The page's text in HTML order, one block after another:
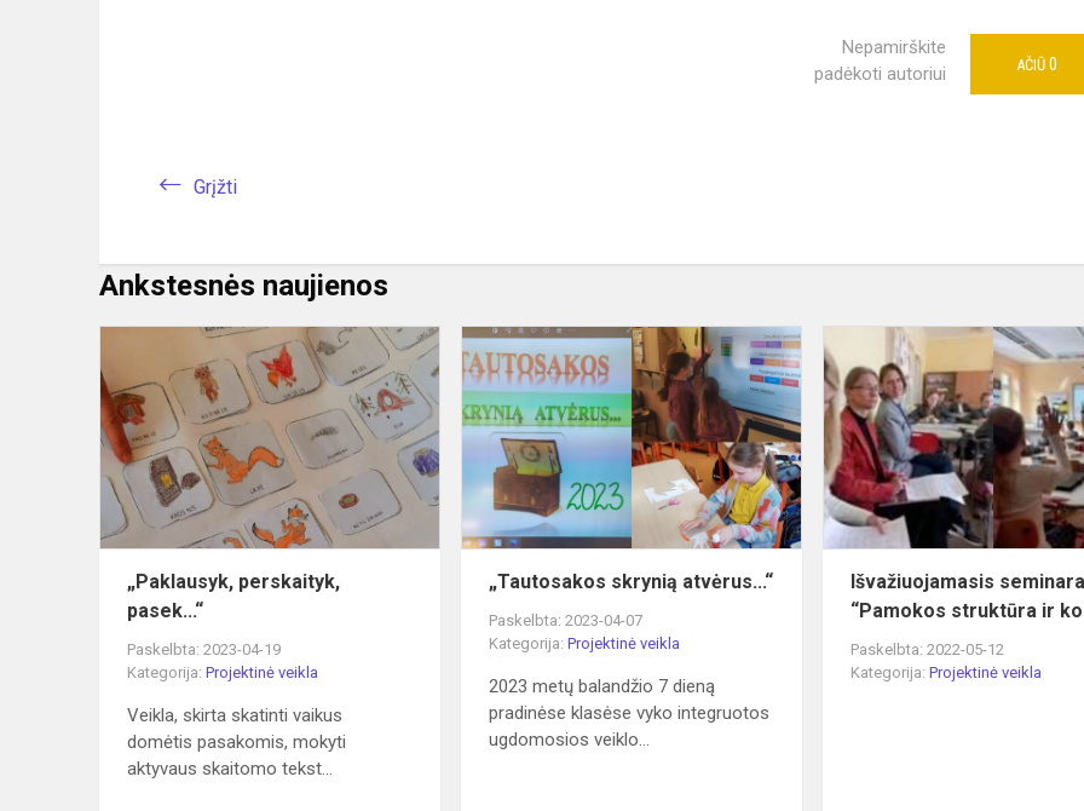
Nepamirškite
padėkoti autoriui
AČIŪ 0
Grįžti
Ankstesnės naujienos
„Paklausyk,
perskaityk,
pasek...“
„Paklausyk, perskaityk,
pasek...“
Paskelbta: 2023-04-19
Kategorija: Projektinė veikla
Veikla, skirta skatinti vaikus
domėtis pasakomis, mokyti
aktyvaus skaitomo tekst...
„Tautosakos
skrynią
atvėrus...“
„Tautosakos skrynią atvėrus...“
Paskelbta: 2023-04-07
Kategorija:Projektinė veikla
2023 metų balandžio 7 dieną
pradinėse klasėse vyko integruotos
ugdomosios veiklo...
Išvažiuojamasis
“Pamokos struktūra ir
Paskelbta: 2022-05-12
Kategorija:Projektinė veikla